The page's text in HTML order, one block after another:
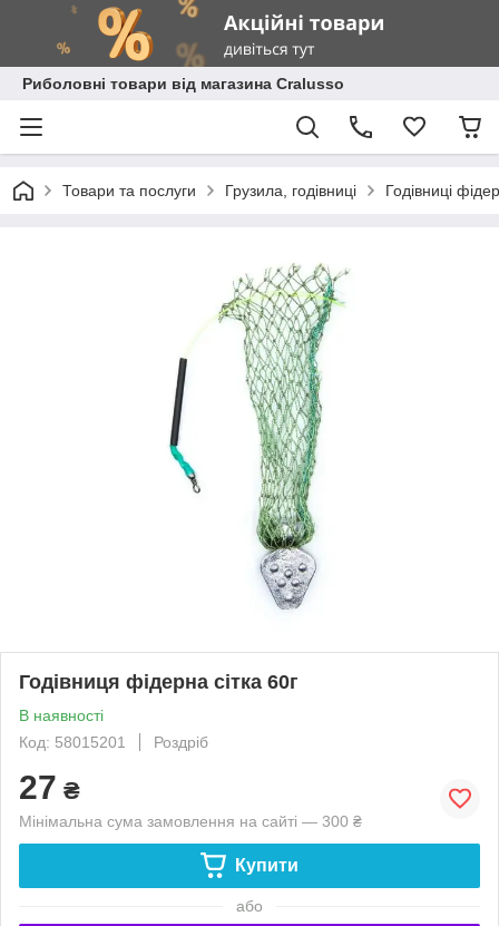
Риболовні товари від магазина Cralusso
Товари та послуги Грузила, годівниці Годівниці
Годівниця фідерна сітка 60г
В наявності
Код: 58015201
Роздріб
27 ₴
Мінімальна сума замовлення на сайті — 300 ₴
Купити
або